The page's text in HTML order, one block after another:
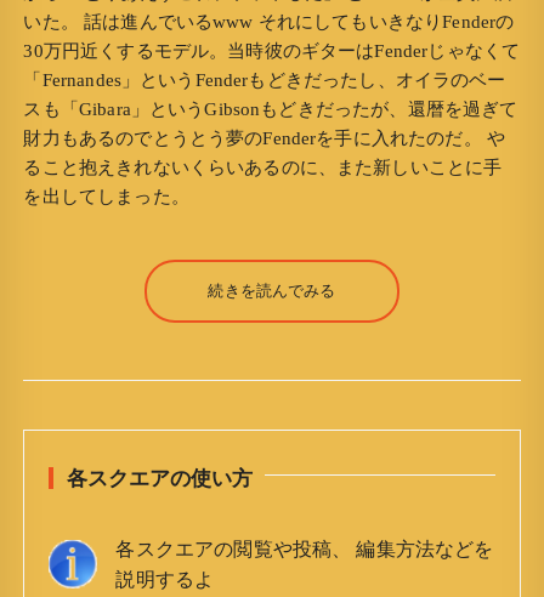
いた。 話は進んでいるwww それにしてもいきなりFenderの
30万円近くするモデル。当時彼のギターはFenderじゃなくて
「Fernandes」というFenderもどきだったし、オイラのベー
スも「Gibara」というGibsonもどきだったが、還暦を過ぎて
財力もあるのでとうとう夢のFenderを手に入れたのだ。 や
ること抱えきれないくらいあるのに、また新しいことに手
を出してしまった。
続きを読んでみる
各スクエアの使い方
各スクエアの閲覧や投稿、 編集方法などを
説明するよ